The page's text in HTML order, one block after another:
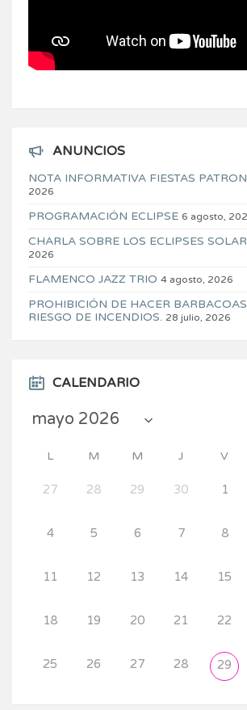
ANUNCIOS
NOTA INFORMATIVA FIESTAS
2026
PROGRAMACIÓN ECLIPSE 6 agosto,
CHARLA SOBRE LOS ECLIPSES
2026
FLAMENCO JAZZ TRIO 4 agosto, 2026
PROHIBICIÓN DE HACER
RIESGO DE INCENDIOS. 28 julio, 2026
CALENDARIO
L M M J V
27 28 29 30 1
4 5 6 7 8
11 12 13 14 15
18 19 20 21 22
25 26 27 28 29